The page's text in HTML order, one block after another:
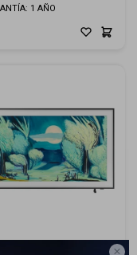

1 AÑO
TV QN55LS03FAThe